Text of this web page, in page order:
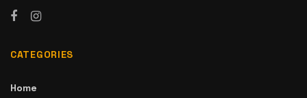
CATEGORIES
Home